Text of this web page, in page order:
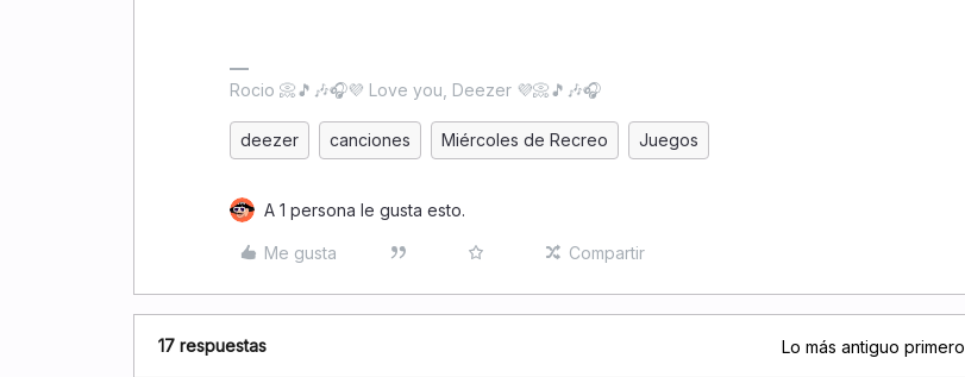
Rocio 📀🎵🎶🎧💜 Love you, Deezer 💜📀🎵🎶🎧
deezer canciones Miércoles de Recreo Juegos
A 1 persona le gusta esto.
Me gusta Compartir
17 respuestas Lo más antiguo primero